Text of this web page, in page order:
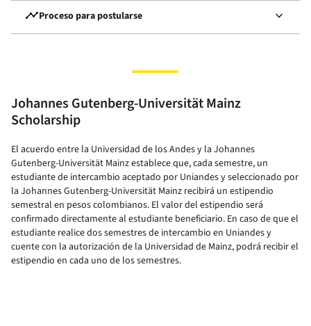
timelineProceso para postularse keyboard_arrow_down
Johannes Gutenberg-Universität Mainz
Scholarship
El acuerdo entre la Universidad de los Andes y la Johannes
Gutenberg-Universität Mainz establece que, cada semestre, un
estudiante de intercambio aceptado por Uniandes y seleccionado por
la Johannes Gutenberg-Universität Mainz recibirá un estipendio
semestral en pesos colombianos. El valor del estipendio será
confirmado directamente al estudiante beneficiario. En caso de que el
estudiante realice dos semestres de intercambio en Uniandes y
cuente con la autorización de la Universidad de Mainz, podrá recibir el
estipendio en cada uno de los semestres.